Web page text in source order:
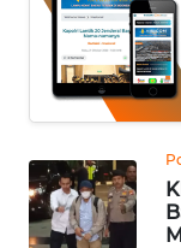
POLHUKAM
KRIMINAL
EKUIN
SAINS-TEKNO